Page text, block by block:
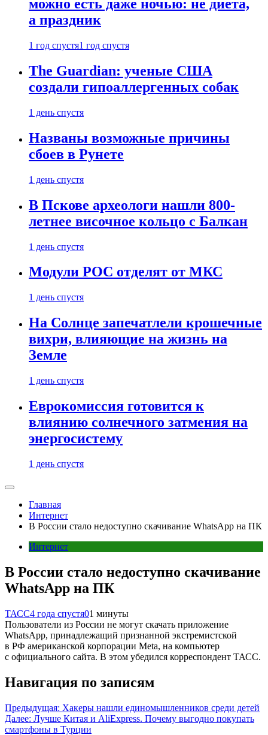
можно есть даже ночью: не диета,
а праздник
1 год спустя1 год спустя
The Guardian: ученые США
создали гипоаллергенных собак
1 день спустя
Названы возможные причины
сбоев в Рунете
1 день спустя
В Пскове археологи нашли 800-
летнее височное кольцо с Балкан
1 день спустя
Модули РОС отделят от МКС
1 день спустя
На Солнце запечатлели крошечные
вихри, влияющие на жизнь на
Земле
1 день спустя
Еврокомиссия готовится к
влиянию солнечного затмения на
энергосистему
1 день спустя
Главная
Интернет
В России стало недоступно скачивание WhatsApp на ПК
Интернет
В России стало недоступно скачивание
WhatsApp на ПК
ТАСС4 года спустя01 минуты
Пользователи из России не могут скачать приложение
WhatsApp, принадлежащий признанной экстремистской
в РФ американской корпорации Meta, на компьютер
с официального сайта. В этом убедился корреспондент ТАСС.
Навигация по записям
Предыдущая: Хакеры нашли единомышленников среди детей
Далее: Лучше Китая и AliExpress. Почему выгодно покупать
смартфоны в Турции